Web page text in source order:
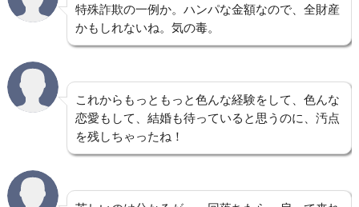
特殊詐欺の一例か。ハンパな金額なので、全財産
かもしれないね。気の毒。
これからもっともっと色んな経験をして、色んな
恋愛もして、結婚も待っていると思うのに、汚点
を残しちゃったね！